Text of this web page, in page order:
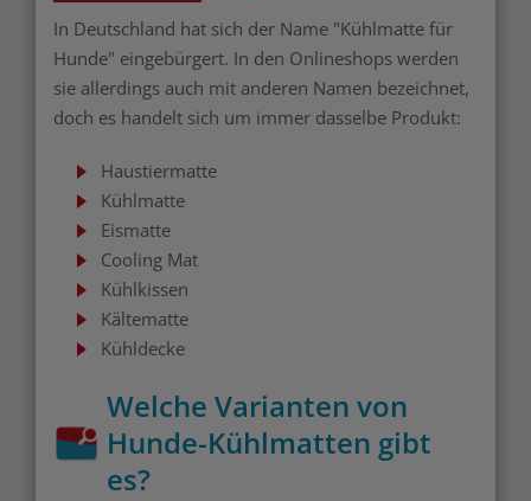
In Deutschland hat sich der Name "Kühlmatte für
Hunde" eingebürgert. In den Onlineshops werden
sie allerdings auch mit anderen Namen bezeichnet,
doch es handelt sich um immer dasselbe Produkt:
Haustiermatte
Kühlmatte
Eismatte
Cooling Mat
Kühlkissen
Kältematte
Kühldecke
Welche Varianten von
Hunde-Kühlmatten gibt
es?